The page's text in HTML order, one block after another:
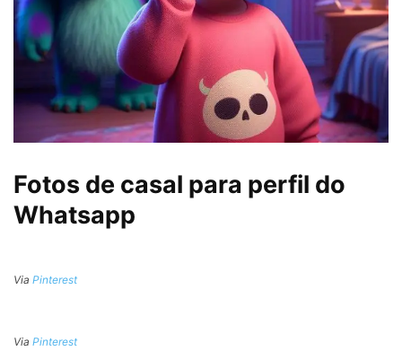
Fotos de casal para perfil do
Whatsapp
Via Pinterest
Via Pinterest